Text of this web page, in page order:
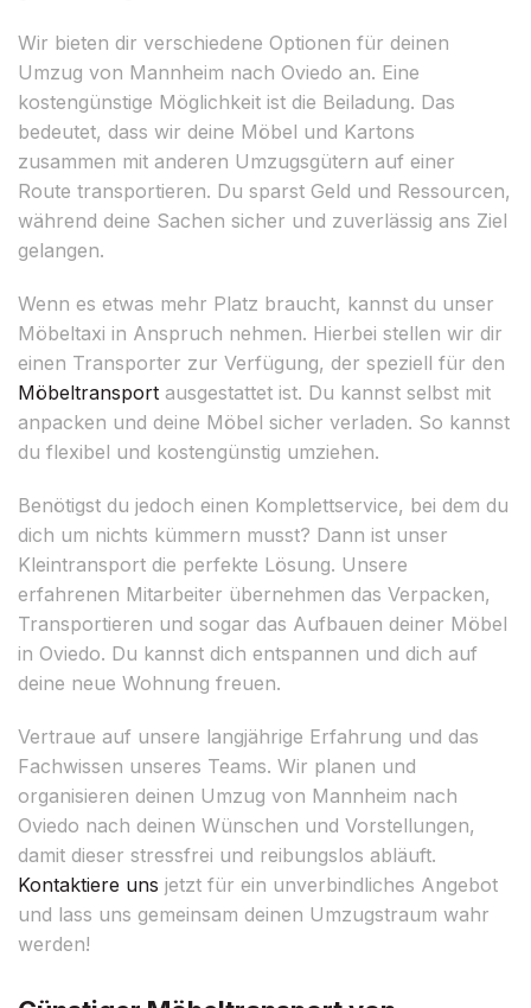
Wir bieten dir verschiedene Optionen für deinen
Umzug von Mannheim nach Oviedo an. Eine
kostengünstige Möglichkeit ist die Beiladung. Das
bedeutet, dass wir deine Möbel und Kartons
zusammen mit anderen Umzugsgütern auf einer
Route transportieren. Du sparst Geld und Ressourcen,
während deine Sachen sicher und zuverlässig ans Ziel
gelangen.
Wenn es etwas mehr Platz braucht, kannst du unser
Möbeltaxi in Anspruch nehmen. Hierbei stellen wir dir
einen Transporter zur Verfügung, der speziell für den
Möbeltransport ausgestattet ist. Du kannst selbst mit
anpacken und deine Möbel sicher verladen. So kannst
du flexibel und kostengünstig umziehen.
Benötigst du jedoch einen Komplettservice, bei dem du
dich um nichts kümmern musst? Dann ist unser
Kleintransport die perfekte Lösung. Unsere
erfahrenen Mitarbeiter übernehmen das Verpacken,
Transportieren und sogar das Aufbauen deiner Möbel
in Oviedo. Du kannst dich entspannen und dich auf
deine neue Wohnung freuen.
Vertraue auf unsere langjährige Erfahrung und das
Fachwissen unseres Teams. Wir planen und
organisieren deinen Umzug von Mannheim nach
Oviedo nach deinen Wünschen und Vorstellungen,
damit dieser stressfrei und reibungslos abläuft.
Kontaktiere uns jetzt für ein unverbindliches Angebot
und lass uns gemeinsam deinen Umzugstraum wahr
werden!